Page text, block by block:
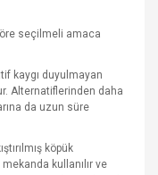
seçilmeli amaca
kaygı duyulmayan
Alternatiflerinden daha
da uzun süre
köpük
kullanılır ve